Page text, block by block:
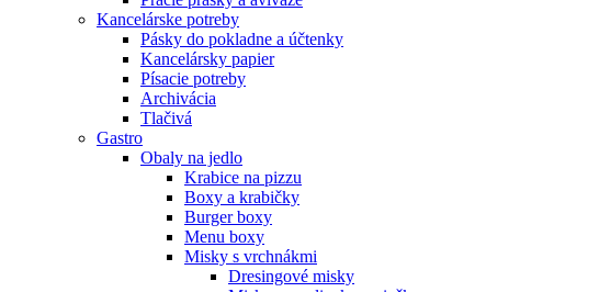
Kancelárske potreby
Pásky do pokladne a účtenky
Kancelársky papier
Písacie potreby
Archivácia
Tlačivá
Gastro
Obaly na jedlo
Krabice na pizzu
Boxy a krabičky
Burger boxy
Menu boxy
Misky s vrchnákmi
Dresingové misky